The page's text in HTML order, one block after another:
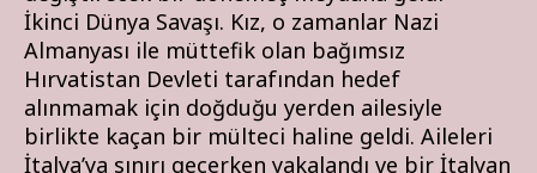
İkinci Dünya Savaşı. Kız, o zamanlar Nazi
Almanyası ile müttefik olan bağımsız
Hırvatistan Devleti tarafından hedef
alınmamak için doğduğu yerden ailesiyle
birlikte kaçan bir mülteci haline geldi. Aileleri
İtalya’ya sınırı geçerken yakalandı ve bir İtalyan